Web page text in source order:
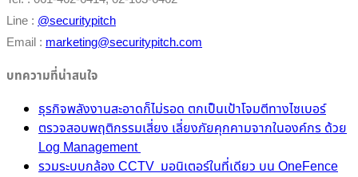
Line : @securitypitch
Email : marketing@securitypitch.com
บทความที่น่าสนใจ
ธุรกิจพลังงานสะอาดก็ไม่รอด ตกเป็นเป้าโจมตีทางไซเบอร์
ตรวจสอบพฤติกรรมเสี่ยง เลี่ยงภัยคุกคามจากในองค์กร ด้วย
Log Management
รวมระบบกล้อง CCTV มอนิเตอร์ในที่เดียว บน OneFence